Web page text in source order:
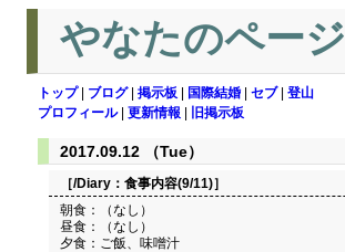
やなたのページ
トップ| ブログ| 掲示板 国際結婚 セブ| 登山
プロフィール| 更新情報 旧掲示板
2017.09.12 （Tue）
［/Diary： 食事内容(9/11)］
朝食：（なし）
昼食：（なし）
夕食：ご飯、味噌汁